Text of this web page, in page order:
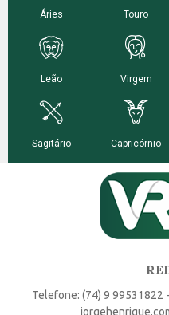
Telefone: (74) 9 99531822